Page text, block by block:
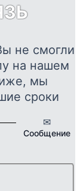
не смогли
на нашем
мы
сроки
✉
Сообщение